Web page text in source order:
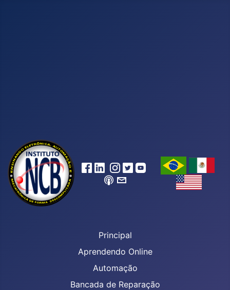
Principal
Aprendendo Online
Automação
Bancada de Reparação